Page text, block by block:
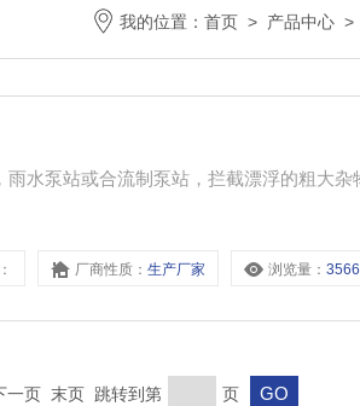
我的位置： 首页 > 产品中心 >
水泵站或合流制泵站，拦截漂浮的粗大
厂商性质：生产厂家 浏览量：3566
一页 末页 跳转到第 页